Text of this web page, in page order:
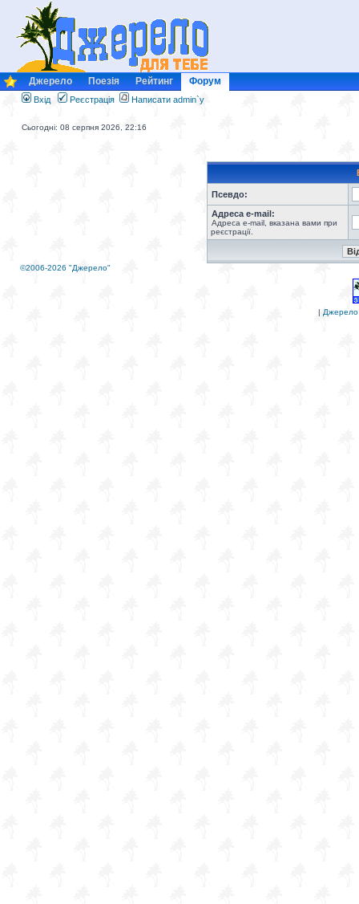
Джерело Поезія Рейтинг Форум
Вхід Реєстрація Написати admin`у
Сьогодні: 08 серпня 2026, 22:16
Псевдо:
Адреса e-mail:
Адреса e-mail, вказана вами при
реєстрації.
©2006-2026 "Джерело"
| Джерело